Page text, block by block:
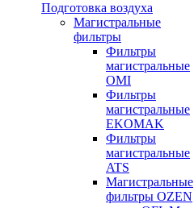
Подготовка воздуха
Магистральные
фильтры
Фильтры
магистральные
OMI
Фильтры
магистральные
EKOMAK
Фильтры
магистральные
ATS
Магистральные
фильтры OZEN